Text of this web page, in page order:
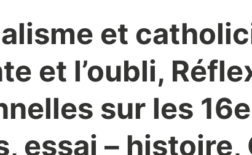
et
et l’oubli,
sur les
essai – histoire,